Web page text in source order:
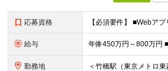
応募資格
給与
勤務地